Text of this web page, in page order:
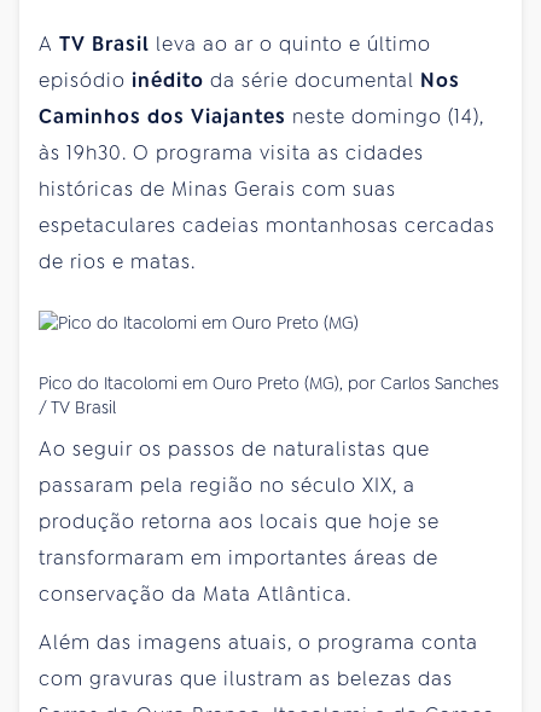
A TV Brasil leva ao ar o quinto e último
episódio inédito da série documental Nos
Caminhos dos Viajantes neste domingo (14),
às 19h30. O programa visita as cidades
históricas de Minas Gerais com suas
espetaculares cadeias montanhosas cercadas
de rios e matas.
Pico do Itacolomi em Ouro Preto (MG), por Carlos Sanches
/ TV Brasil
Ao seguir os passos de naturalistas que
passaram pela região no século XIX, a
produção retorna aos locais que hoje se
transformaram em importantes áreas de
conservação da Mata Atlântica.
Além das imagens atuais, o programa conta
com gravuras que ilustram as belezas das